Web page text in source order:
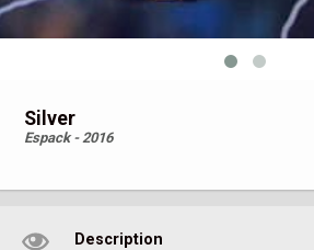
Silver
Espack - 2016
Description